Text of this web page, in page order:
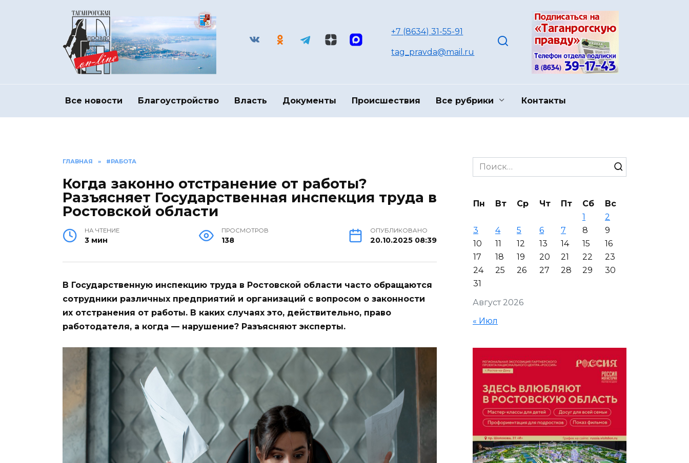
+7 (8634) 31-55-91
tag_pravda@mail.ru
Все новости Благоустройство Власть Документы Происшествия Все рубрики Контакты
ГЛАВНАЯ » #РАБОТА
Когда законно отстранение от работы?
Разъясняет Государственная инспекция труда в
Ростовской области
НА ЧТЕНИЕ
3 мин
ПРОСМОТРОВ
138
ОПУБЛИКОВАНО
20.10.2025 08:39
В Государственную инспекцию труда в Ростовской области часто обращаются
сотрудники различных предприятий и организаций с вопросом о законности
их отстранения от работы. В каких случаях это, действительно, право
работодателя, а когда — нарушение? Разъясняют эксперты.
Search
for:
Август 2026
Пн Вт Ср Чт Пт Сб
Вс
1
2
3
4 5 6 7 8
9
10
11 12 13 14 15
16
17
18 19 20 21 22
23
24
25 26 27 28 29
30
31
« Июл